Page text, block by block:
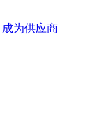
成为供应商